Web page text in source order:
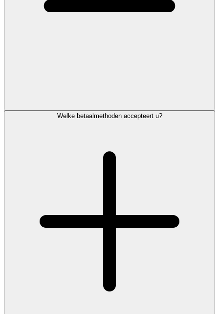
Welke betaalmethoden accepteert u?